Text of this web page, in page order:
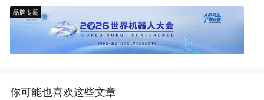
品牌专题
你可能也喜欢这些文章